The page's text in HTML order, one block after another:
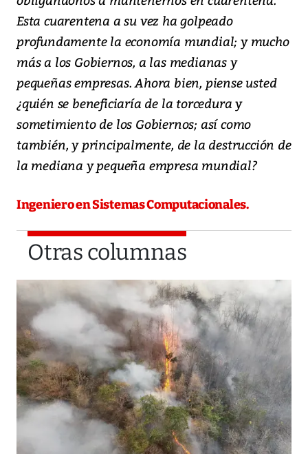
Esta cuarentena a su vez ha golpeado
profundamente la economía mundial; y mucho
más a los Gobiernos, a las medianas y
pequeñas empresas. Ahora bien, piense usted
¿quién se beneficiaría de la torcedura y
sometimiento de los Gobiernos; así como
también, y principalmente, de la destrucción de
la mediana y pequeña empresa mundial?
Ingeniero en Sistemas Computacionales.
Otras columnas